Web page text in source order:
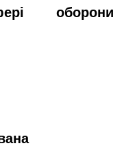
оборони